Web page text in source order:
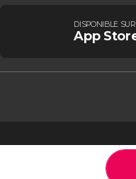
DISPONIBLE SUR
App
Conditions générales Avis